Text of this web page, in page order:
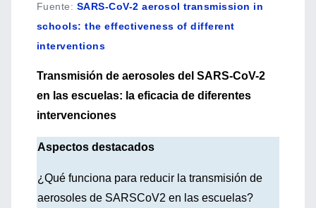
Fuente: SARS-CoV-2 aerosol transmission in
schools: the effectiveness of different
interventions
Transmisión de aerosoles del SARS-CoV-2
en las escuelas: la eficacia de diferentes
intervenciones
Aspectos destacados
¿Qué funciona para reducir la transmisión de
aerosoles de SARSCoV2 en las escuelas?